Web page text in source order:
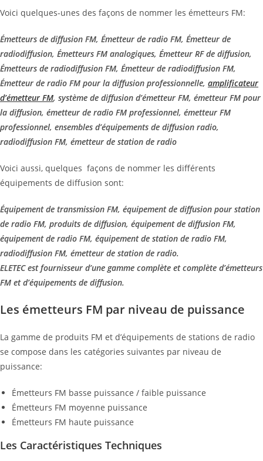
Voici quelques-unes des façons de nommer les émetteurs FM:
Émetteurs de diffusion FM, Émetteur de radio FM, Émetteur de
radiodiffusion, Émetteurs FM analogiques, Émetteur RF de diffusion,
Émetteurs de radiodiffusion FM, Émetteur de radiodiffusion FM,
Émetteur de radio FM pour la diffusion professionnelle, amplificateur
d’émetteur FM, système de diffusion d’émetteur FM, émetteur FM pour
la diffusion, émetteur de radio FM professionnel, émetteur FM
professionnel, ensembles d’équipements de diffusion radio,
radiodiffusion FM, émetteur de station de radio
Voici aussi, quelques façons de nommer les différents
équipements de diffusion sont:
Équipement de transmission FM, équipement de diffusion pour station
de radio FM, produits de diffusion, équipement de diffusion FM,
équipement de radio FM, équipement de station de radio FM,
radiodiffusion FM, émetteur de station de radio.
ELETEC est fournisseur d’une gamme complète et complète d’émetteurs
FM et d’équipements de diffusion.
Les émetteurs FM par niveau de puissance
La gamme de produits FM et d’équipements de stations de radio
se compose dans les catégories suivantes par niveau de
puissance:
Émetteurs FM basse puissance / faible puissance
Émetteurs FM moyenne puissance
Émetteurs FM haute puissance
Les Caractéristiques Techniques